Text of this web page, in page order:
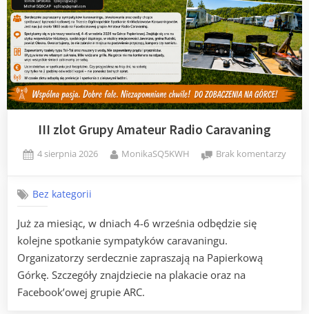
III zlot Grupy Amateur Radio Caravaning
Posted
4 sierpnia 2026 By
MonikaSQ5KWH Brak komentarzydo
Bez kategorii
Już za miesiąc, w dniach 4-6 września odbędzie się
kolejne spotkanie sympatyków caravaningu.
Organizatorzy serdecznie zapraszają na Papierkową
Górkę. Szczegóły znajdziecie na plakacie oraz na
Facebook’owej grupie ARC.